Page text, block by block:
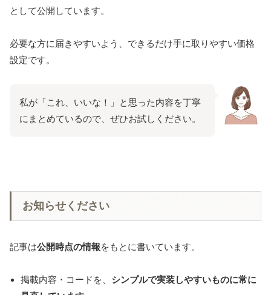
として公開しています。
必要な方に届きやすいよう、できるだけ手に取りやすい価格
設定です。
私が「これ、いいな！」と思った内容を丁寧
にまとめているので、ぜひお試しください。
お知らせください
記事は公開時点の情報をもとに書いています。
掲載内容・コードを、 シンプルで実装しやすいものに常に